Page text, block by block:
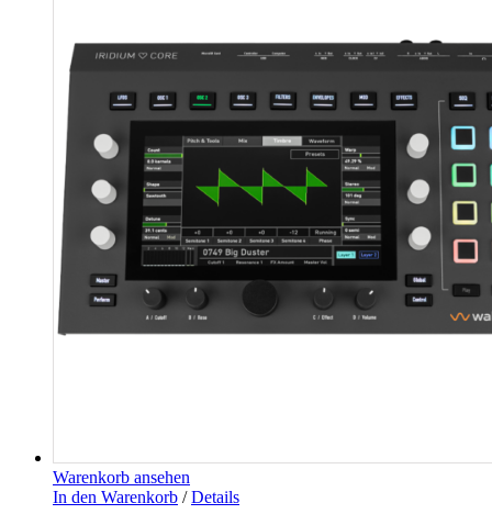
Warenkorb ansehen
In den Warenkorb / Details